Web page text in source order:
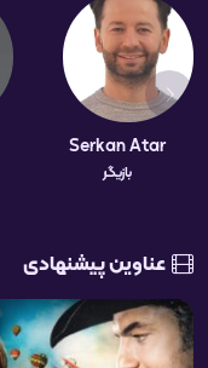
Serkan Atar
بازیگر
عناوین پیشنهادی